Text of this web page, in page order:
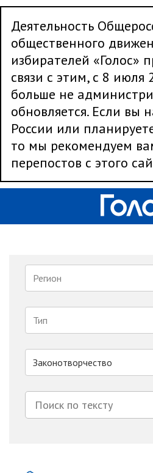
Деятельность
общественного
избирателей «Голос»
связи с этим, с 8 июля
больше не
обновляется. Если вы
России или
то мы рекомендуем
перепостов с этого
Регион
Тип
Законотворчество